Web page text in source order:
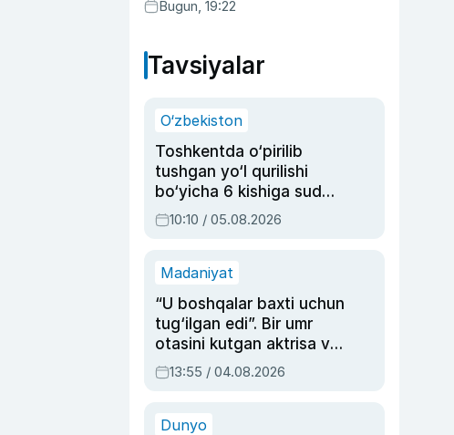
Bugun, 19:22
Tavsiyalar
O‘zbekiston
Toshkentda o‘pirilib
tushgan yo‘l qurilishi
bo‘yicha 6 kishiga sud
hukmi o‘qildi
10:10 / 05.08.2026
Madaniyat
“U boshqalar baxti uchun
tug‘ilgan edi”. Bir umr
otasini kutgan aktrisa va
dublyaj ustasi Rimma
Ahmedovaning
13:55 / 04.08.2026
Dunyo